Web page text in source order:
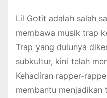
Lil Gotit adalah salah
membawa musik trap
Trap yang dulunya
subkultur, kini telah
Kehadiran rapper-
membantu menjadikan